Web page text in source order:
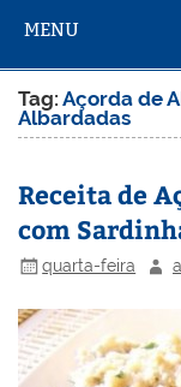
MENU
Tag:Açorda de
Albardadas
Receita de
com
quarta-feira